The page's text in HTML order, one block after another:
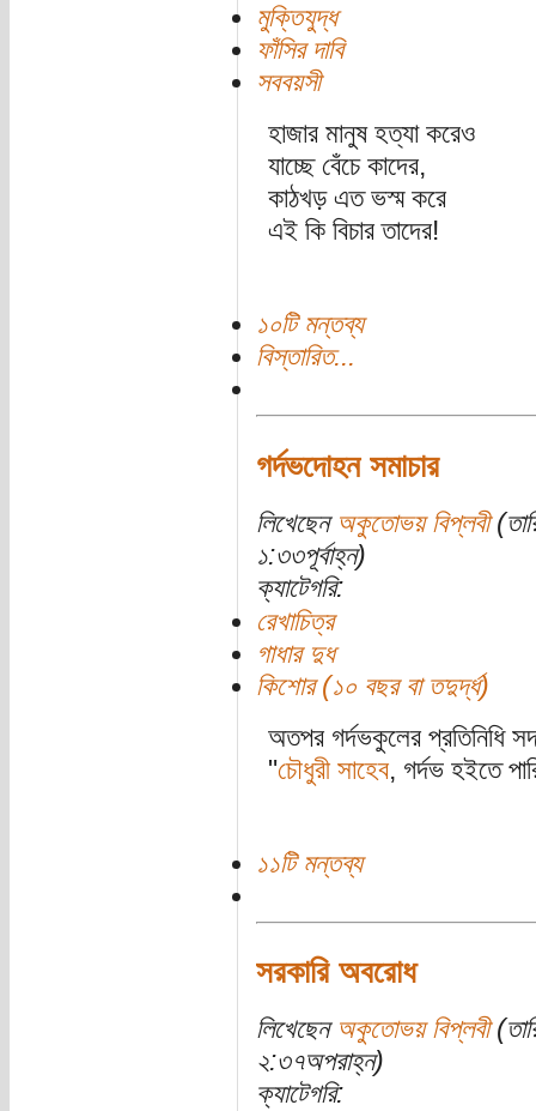
মুক্তিযুদ্ধ
ফাঁসির দাবি
সববয়সী
হাজার মানুষ হত্যা করেও
যাচ্ছে বেঁচে কাদের,
কাঠখড় এত ভস্ম করে
এই কি বিচার তাদের!
১০টি মন্তব্য
বিস্তারিত...
গর্দভদোহন সমাচার
লিখেছেন অকুতোভয় বিপ্লবী
১:৩৩পূর্বাহ্ন)
ক্যাটেগরি:
রেখাচিত্র
গাধার দুধ
কিশোর (১০ বছর বা তদুর্দ্ধ)
অতপর গর্দভকুলের প্রতিনিধি
"চৌধুরী সাহেব, গর্দভ হইতে
১১টি মন্তব্য
সরকারি অবরোধ
লিখেছেন অকুতোভয় বিপ্লবী
২:৩৭অপরাহ্ন)
ক্যাটেগরি: